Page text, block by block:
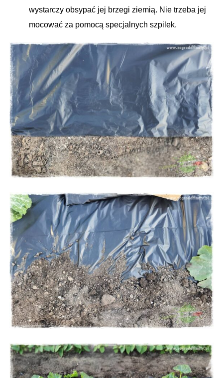
wystarczy obsypać jej brzegi ziemią. Nie trzeba jej
mocować za pomocą specjalnych szpilek.